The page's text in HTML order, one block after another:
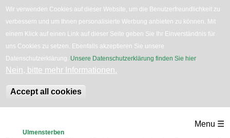
Wir verwenden Cookies auf dieser Website, um die Benutzerfreundlichkeit zu
verbessern und um Ihnen personalisierte Werbung anbieten zu können. Mit
einem Klick auf einen Link auf dieser Seite geben Sie Ihr Einverständnis für
uns Cookies zu setzen. Ebenfalls akzeptieren Sie unsere
Datenschutzerklärung. Unsere Datenschutzerklärung finden Sie hier.
Nein, bitte mehr Informationen.
Accept all cookies
English Bäume Blumen Zurück
Menu ☰
Ulmensterben